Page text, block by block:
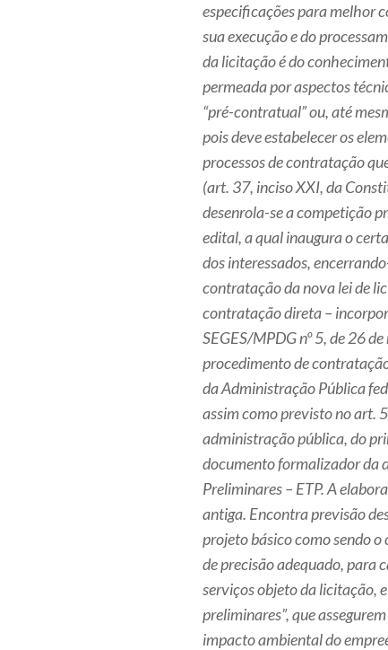
especificações para melhor
sua execução e do
da licitação é do
permeada por aspectos
“pré-contratual” ou, até
pois deve estabelecer os
processos de contratação
(art. 37, inciso XXI, da
desenrola-se a competição
edital, a qual inaugura o
dos interessados,
contratação da nova lei de
contratação direta –
SEGES/MPDG nº 5, de 26
procedimento de
da Administração Pública
assim como previsto no art.
administração pública, do
documento formalizador da
Preliminares – ETP. A
antiga. Encontra previsão
projeto básico como sendo
de precisão adequado, para
serviços objeto da licitação,
preliminares”, que
impacto ambiental do